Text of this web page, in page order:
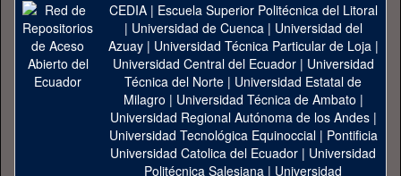
CEDIA| Escuela Superior Politécnica del Litoral
| Universidad de Cuenca| Universidad del
Azuay| Universidad Técnica Particular de Loja|
Universidad Central del Ecuador| Universidad
Técnica del Norte | Universidad Estatal de
Milagro | Universidad Técnica de Ambato |
Universidad Regional Autónoma de los Andes|
Universidad Tecnológica Equinoccial| Pontificia
Universidad Catolica del Ecuador | Universidad
Politécnica Salesiana | Universidad